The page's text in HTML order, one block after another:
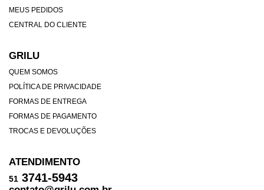
MEUS PEDIDOS
CENTRAL DO CLIENTE
GRILU
QUEM SOMOS
POLÍTICA DE PRIVACIDADE
FORMAS DE ENTREGA
FORMAS DE PAGAMENTO
TROCAS E DEVOLUÇÕES
ATENDIMENTO
51 3741-5943